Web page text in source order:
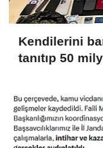
Kendilerini
tanıtıp 50